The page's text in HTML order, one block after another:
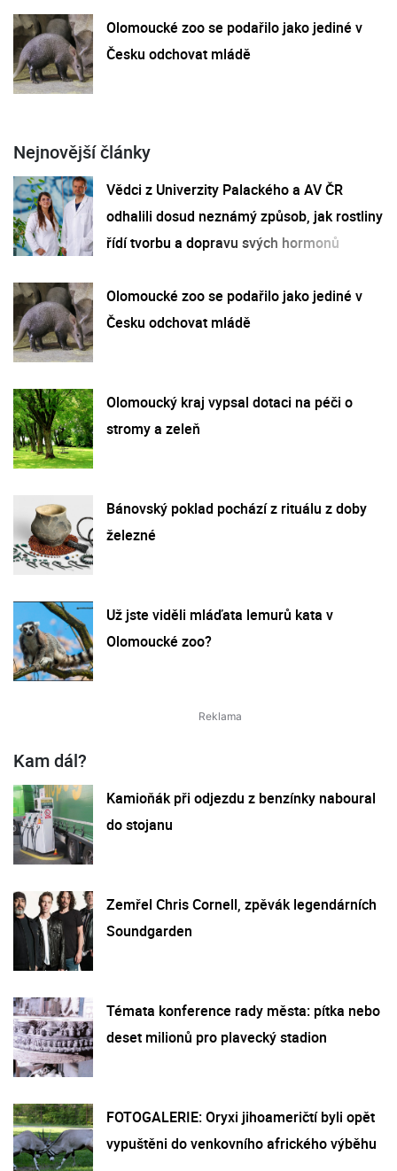
Olomoucké zoo se podařilo jako jediné v
Česku odchovat mládě
Nejnovější články
Vědci z Univerzity Palackého a AV ČR
odhalili dosud neznámý způsob, jak rostliny
řídí tvorbu a dopravu svých hormonů
Olomoucké zoo se podařilo jako jediné v
Česku odchovat mládě
Olomoucký kraj vypsal dotaci na péči o
stromy a zeleň
Bánovský poklad pochází z rituálu z doby
železné
Už jste viděli mláďata lemurů kata v
Olomoucké zoo?
Kam dál?
Kamioňák při odjezdu z benzínky naboural
do stojanu
Zemřel Chris Cornell, zpěvák legendárních
Soundgarden
Témata konference rady města: pítka nebo
deset milionů pro plavecký stadion
FOTOGALERIE: Oryxi jihoameričtí byli opět
vypuštěni do venkovního afrického výběhu